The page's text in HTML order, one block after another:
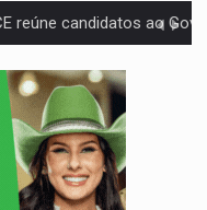
maioria e representam 52% do eleitorado de
pistola 9mm durante abordagem da Força
Motocross' morre em
morre preso às ferragens em colisão
para aproveitar o fim de semana